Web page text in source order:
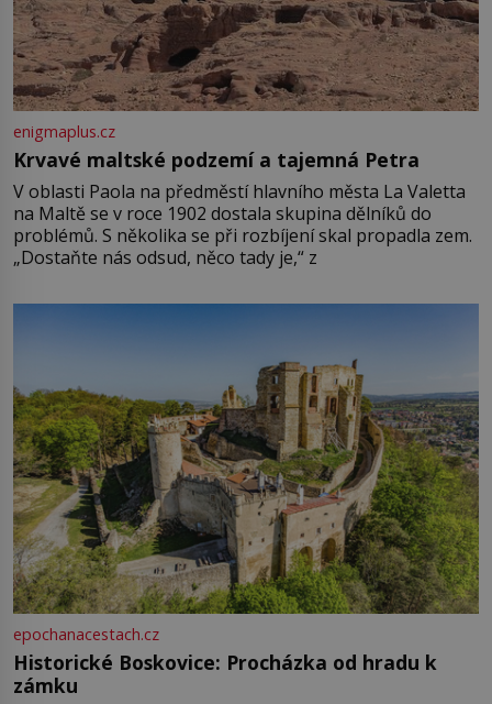
enigmaplus.cz
Krvavé maltské podzemí a tajemná Petra
V oblasti Paola na předměstí hlavního města La Valetta
na Maltě se v roce 1902 dostala skupina dělníků do
problémů. S několika se při rozbíjení skal propadla zem.
„Dostaňte nás odsud, něco tady je,“ z
epochanacestach.cz
Historické Boskovice: Procházka od hradu k
zámku